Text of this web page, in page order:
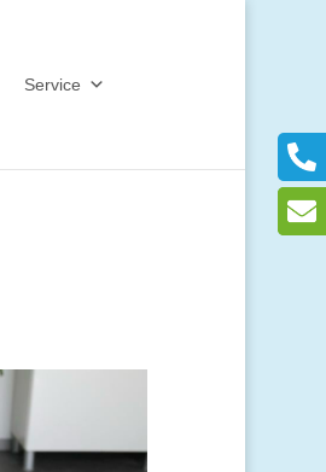
Service